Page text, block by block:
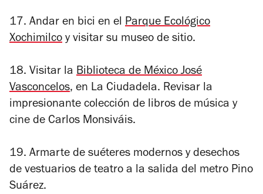
17. Andar en bici en el Parque Ecológico
Xochimilco y visitar su museo de sitio.
18. Visitar la Biblioteca de México José
Vasconcelos, en La Ciudadela. Revisar la
impresionante colección de libros de música y
cine de Carlos Monsiváis.
19. Armarte de suéteres modernos y desechos
de vestuarios de teatro a la salida del metro Pino
Suárez.